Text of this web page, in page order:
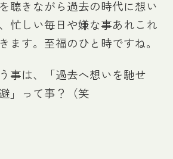
聴きながら過去の時代に想い
忙しい毎日や嫌な事あれこれ
ます。至福のひと時ですね。
事は、「過去へ想いを馳せ
」って事？（笑